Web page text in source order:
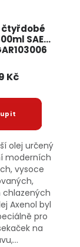
čtyřdobé
SAE-
Kč
olej určený
moderních
vysoce
Axenol byl
pro
na